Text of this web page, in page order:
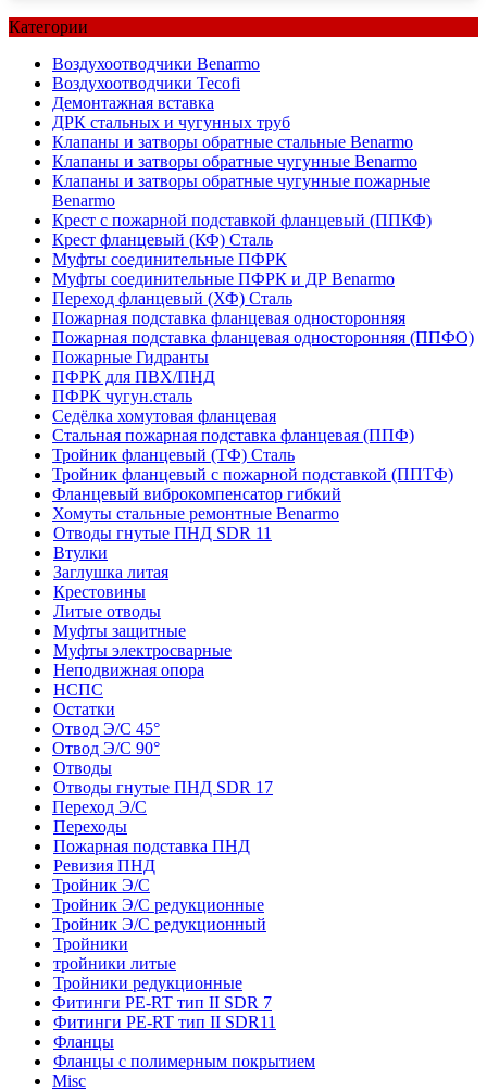
Категории
Воздухоотводчики Benarmo
Воздухоотводчики Tecofi
Демонтажная вставка
ДРК стальных и чугунных труб
Клапаны и затворы обратные стальные Benarmo
Клапаны и затворы обратные чугунные Benarmo
Клапаны и затворы обратные чугунные пожарные
Benarmo
Крест с пожарной подставкой фланцевый (ППКФ)
Крест фланцевый (КФ) Сталь
Муфты соединительные ПФРК
Муфты соединительные ПФРК и ДР Benarmo
Переход фланцевый (ХФ) Сталь
Пожарная подставка фланцевая односторонняя
Пожарная подставка фланцевая односторонняя (ППФО)
Пожарные Гидранты
ПФРК для ПВХ/ПНД
ПФРК чугун.сталь
Седёлка хомутовая фланцевая
Стальная пожарная подставка фланцевая (ППФ)
Тройник фланцевый (ТФ) Сталь
Тройник фланцевый с пожарной подставкой (ППТФ)
Фланцевый виброкомпенсатор гибкий
Хомуты стальные ремонтные Benarmo
Отводы гнутые ПНД SDR 11
Втулки
Заглушка литая
Крестовины
Литые отводы
Муфты защитные
Муфты электросварные
Неподвижная опора
НСПС
Остатки
Отвод Э/С 45°
Отвод Э/С 90°
Отводы
Отводы гнутые ПНД SDR 17
Переход Э/С
Переходы
Пожарная подставка ПНД
Ревизия ПНД
Тройник Э/С
Тройник Э/С редукционные
Тройник Э/С редукционный
Тройники
тройники литые
Тройники редукционные
Фитинги PE-RT тип II SDR 7
Фитинги PE-RT тип II SDR11
Фланцы
Фланцы с полимерным покрытием
Misc